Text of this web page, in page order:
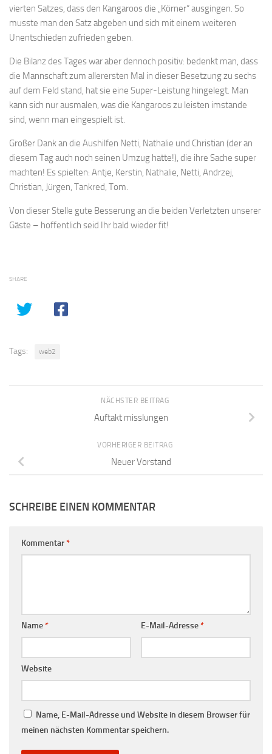
vierten Satzes, dass den Kangaroos die „Körner“ ausgingen. So
musste man den Satz abgeben und sich mit einem weiteren
Unentschieden zufrieden geben.
Die Bilanz des Tages war aber dennoch positiv: bedenkt man, dass
die Mannschaft zum allerersten Mal in dieser Besetzung zu sechs
auf dem Feld stand, hat sie eine Super-Leistung hingelegt. Man
kann sich nur ausmalen, was die Kangaroos zu leisten imstande
sind, wenn man eingespielt ist.
Großer Dank an die Aushilfen Netti, Nathalie und Christian (der an
diesem Tag auch noch seinen Umzug hatte!), die ihre Sache super
machten! Es spielten: Antje, Kerstin, Nathalie, Netti, Andrzej,
Christian, Jürgen, Tankred, Tom.
Von dieser Stelle gute Besserung an die beiden Verletzten unserer
Gäste – hoffentlich seid Ihr bald wieder fit!
SHARE
Tags: web2
NÄCHSTER BEITRAG
Auftakt misslungen
VORHERIGER BEITRAG
Neuer Vorstand
SCHREIBE EINEN KOMMENTAR
Kommentar*
Name* E-Mail-Adresse*
Website
Name, E-Mail-Adresse und Website in diesem Browser für
meinen nächsten Kommentar speichern.